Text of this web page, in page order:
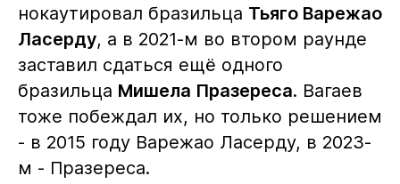
нокаутировал бразильца Тьяго Варежао
Ласерду, а в 2021-м во втором раунде
заставил сдаться ещё одного
бразильца Мишела Празереса. Вагаев
тоже побеждал их, но только решением
- в 2015 году Варежао Ласерду, в 2023-
м - Празереса.